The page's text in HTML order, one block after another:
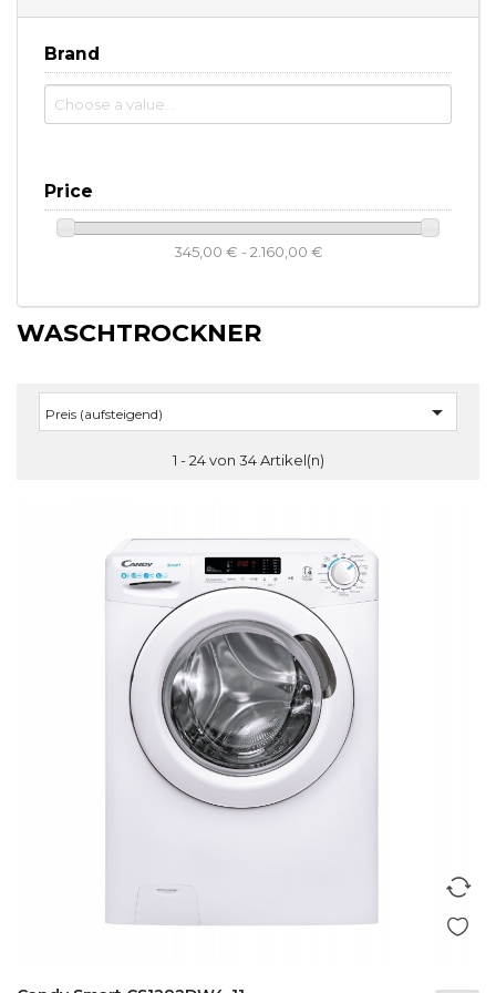
Brand
Price
345,00 € - 2.160,00 €
WASCHTROCKNER
Preis (aufsteigend) 
1 - 24 von 34 Artikel(n)